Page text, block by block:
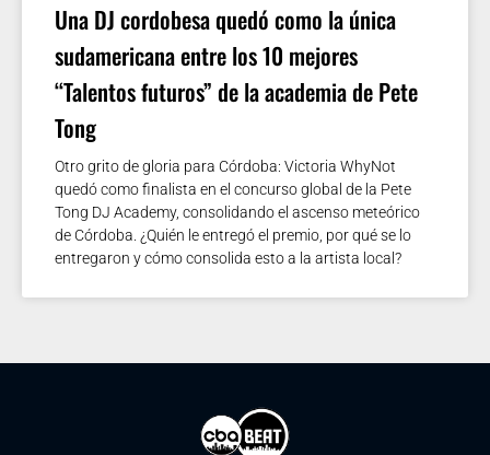
Una DJ cordobesa quedó como la única
sudamericana entre los 10 mejores
“Talentos futuros” de la academia de Pete
Tong
Otro grito de gloria para Córdoba: Victoria WhyNot
quedó como finalista en el concurso global de la Pete
Tong DJ Academy, consolidando el ascenso meteórico
de Córdoba. ¿Quién le entregó el premio, por qué se lo
entregaron y cómo consolida esto a la artista local?